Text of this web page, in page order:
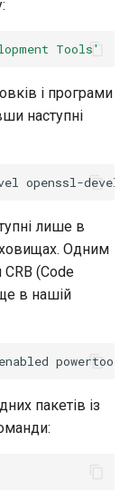
Tools'
і програми
наступні
openssl-devel
лише в
Одним
CRB (Code
в нашій
пакетів із